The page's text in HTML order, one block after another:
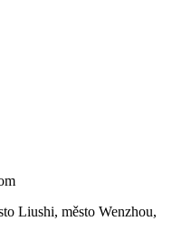
Liushi, město Wenzhou,